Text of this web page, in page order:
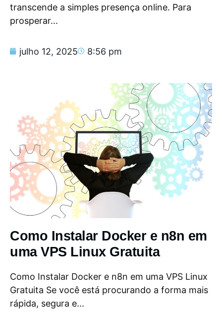
transcende a simples presença online. Para
prosperar...
julho 12, 2025 8:56 pm
Como Instalar Docker e n8n em
uma VPS Linux Gratuita
Como Instalar Docker e n8n em uma VPS Linux
Gratuita Se você está procurando a forma mais
rápida, segura e...